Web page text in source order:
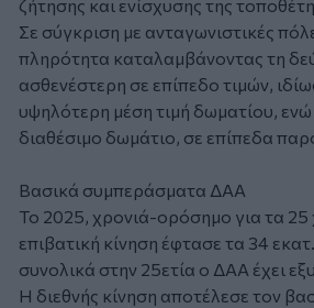
ζήτησης και ενίσχυσης της
Σε σύγκριση με ανταγωνιστικές
πληρότητα καταλαμβάνοντας τη
ασθενέστερη σε επίπεδο τιμών,
υψηλότερη μέση τιμή δωματίου,
διαθέσιμο δωμάτιο, σε επίπεδα
Βασικά συμπεράσματα ΔΑΑ
Το 2025, χρονιά-ορόσημο για τα 25
επιβατική κίνηση έφτασε τα 34
συνολικά στην 25ετία ο ΔΑΑ έχει
Η διεθνής κίνηση αποτέλεσε τον